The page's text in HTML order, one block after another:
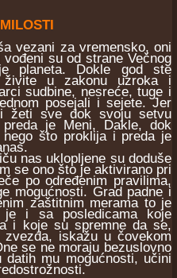
vezani za vremensko, oni
su od strane Večnog
planeta. Dokle god ste
živite u zakonu uzroka i
sudbine, nesreće, tuge i
posejali i sejete. Jer
žeti sve dok svoju setvu
je Meni, Dakle, dok
što proklija i preda je
nas uklopljene su doduše
se ono što je aktivirano pri
po određenim pravilima,
mogućnosti. Grad padne i
zaštitnim merama to je
je i sa posledicama koje
i koje su spremne da se,
iskažu u čovekom
se ne moraju bezuslovno
mu mogućnosti, učini